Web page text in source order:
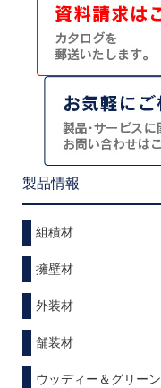
製品情報
組積材
擁壁材
外装材
舗装材
ウッディー＆グリーン